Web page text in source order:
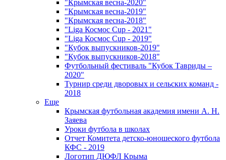
"Крымская весна-2020"
"Крымская весна-2019"
"Крымская весна-2018"
"Liga Космос Cup - 2021"
"Liga Космос Cup - 2019"
"Кубок выпускников-2019"
"Кубок выпускников-2018"
Футбольный фестиваль "Кубок Тавриды –
2020"
Турнир среди дворовых и сельских команд -
2018
Еще
Крымская футбольная академия имени А. Н.
Заяева
Уроки футбола в школах
Отчет Комитета детско-юношеского футбола
КФС - 2019
Логотип ДЮФЛ Крыма